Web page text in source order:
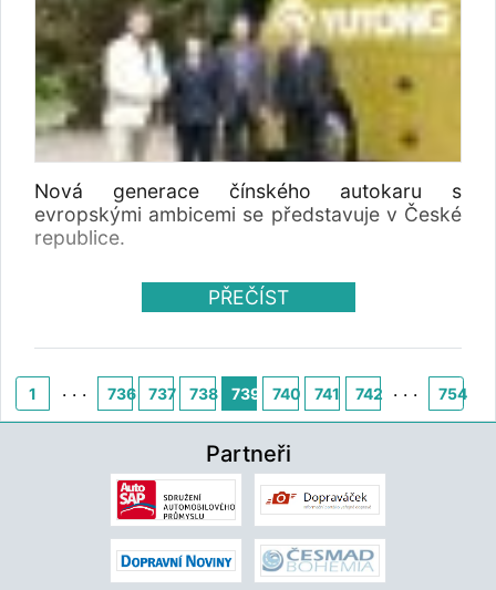
Nová generace čínského autokaru s
evropskými ambicemi se představuje v České
republice.
PŘEČÍST
1 . . . 736 737 738 739 740 741 742 . . . 754
Partneři